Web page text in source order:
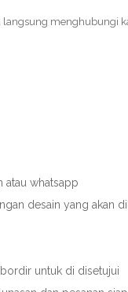
langsung menghubungi
atau whatsapp
desain yang akan
untuk di disetujui